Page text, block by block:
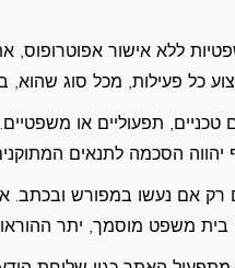
פעולות משפטיות ללא אישור
כל פעילות, מכל סוג
תפעוליים או
הסכמה לתנאים
רק אם נעשו במפורש
בית משפט מוסמך, יתר